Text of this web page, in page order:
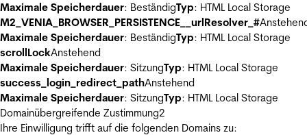
Maximale Speicherdauer: BeständigTyp: HTML Local Storage
M2_VENIA_BROWSER_PERSISTENCE__urlResolver_#
Maximale Speicherdauer: BeständigTyp: HTML Local Storage
scrollLockAnstehend
Maximale Speicherdauer: SitzungTyp: HTML Local Storage
success_login_redirect_pathAnstehend
Maximale Speicherdauer: SitzungTyp: HTML Local Storage
Domainübergreifende Zustimmung2
Ihre Einwilligung trifft auf die folgenden Domains zu: